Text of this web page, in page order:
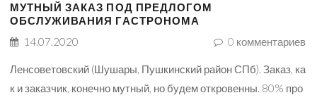
МУТНЫЙ ЗАКАЗ ПОД ПРЕДЛОГОМ
ОБСЛУЖИВАНИЯ ГАСТРОНОМА
14.07.2020
0 комментариев
Ленсоветовский (Шушары, Пушкинский район СПб). Заказ, ка
к и заказчик, конечно мутный, но будем откровенны. 80% про